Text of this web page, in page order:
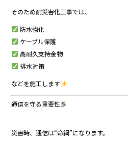
そのため耐災害化工事では、
防水強化
ケーブル保護
高耐久支持金物
排水対策
などを施工します
通信を守る重要性
災害時、通信は“命綱”になります。